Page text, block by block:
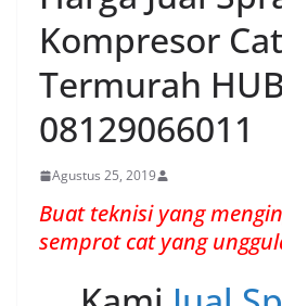
Kompresor
Termurah
08129066011
Agustus 25, 2019
Buat teknisi yang
semprot cat yang